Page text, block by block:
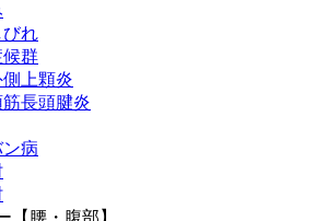
れ
群
側上顆炎
筋長頭腱炎
ン病
【腰・腹部】